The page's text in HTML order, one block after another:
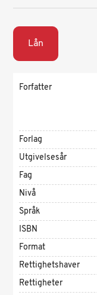
Lån
Forfatter
Forlag
Utgivelsesår
Fag
Nivå
Språk
ISBN
Format
Rettighetshaver
Rettigheter